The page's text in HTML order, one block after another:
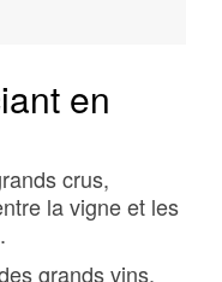
en
crus,
la vigne et les
grands vins,